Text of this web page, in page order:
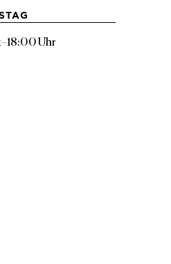
–18:00 Uhr